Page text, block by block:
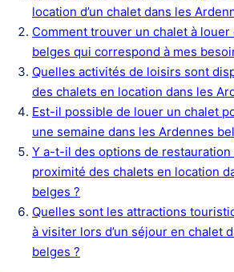
location d’un chalet dans les
Comment trouver un chalet à
belges qui correspond à mes
Quelles activités de loisirs sont
des chalets en location dans les
Est-il possible de louer un chalet
une semaine dans les Ardennes
Y a-t-il des options de restauration
proximité des chalets en location
belges ?
Quelles sont les attractions
à visiter lors d’un séjour en chalet
belges ?